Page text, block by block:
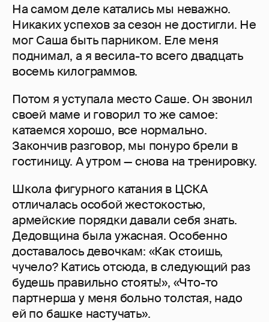
На самом деле катались мы неважно.
Никаких успехов за сезон не достигли. Не
мог Саша быть парником. Еле меня
поднимал, а я весила-то всего двадцать
восемь килограммов.
Потом я уступала место Саше. Он звонил
своей маме и говорил то же самое:
катаемся хорошо, все нормально.
Закончив разговор, мы понуро брели в
гостиницу. А утром — снова на тренировку.
Школа фигурного катания в ЦСКА
отличалась особой жестокостью,
армейские порядки давали себя знать.
Дедовщина была ужасная. Особенно
доставалось девочкам: «Как стоишь,
чучело? Катись отсюда, в следующий раз
будешь правильно стоять!», «Что-то
партнерша у меня больно толстая, надо
ей по башке настучать».